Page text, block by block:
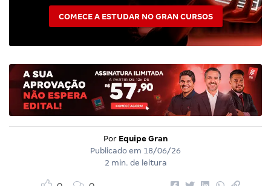
COMECE A ESTUDAR NO GRAN CURSOS
Por Equipe Gran
Publicado em 18/06/26
2 min. de leitura